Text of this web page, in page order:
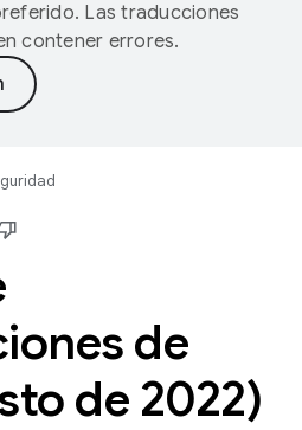
Las traducciones
contener errores.
de
de 2022)